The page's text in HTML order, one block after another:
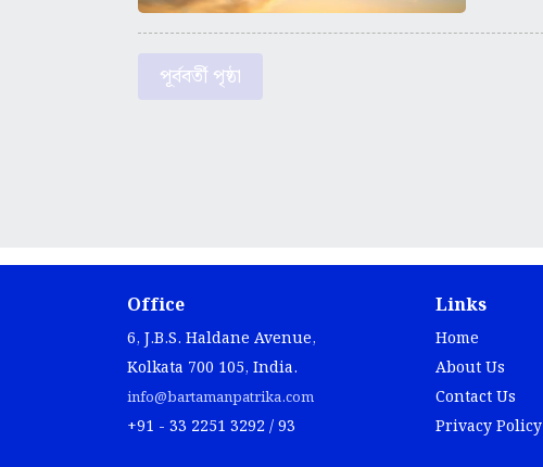
পূর্ববর্তী পৃষ্ঠা
Office
6, J.B.S. Haldane Avenue,
Kolkata 700 105, India.
info@bartamanpatrika.com
+91 - 33 2251 3292 / 93
Links
Home
About Us
Contact Us
Privacy Policy